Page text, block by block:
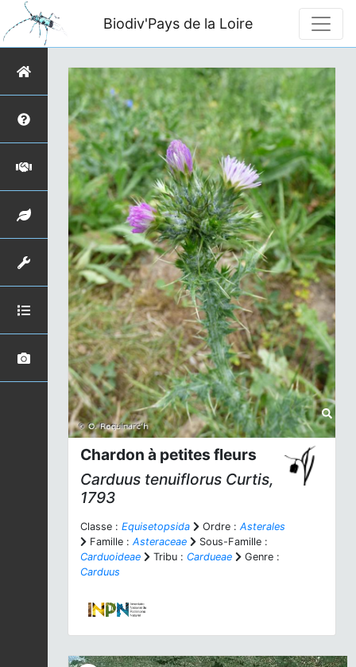
Biodiv'Pays de la Loire
Chardon à petites fleurs
Carduus tenuiflorus Curtis,
1793
Classe : Equisetopsida Ordre : Asterales
Famille : Asteraceae
Sous-Famille :
Carduoideae
Tribu : Cardueae
Genre :
Carduus